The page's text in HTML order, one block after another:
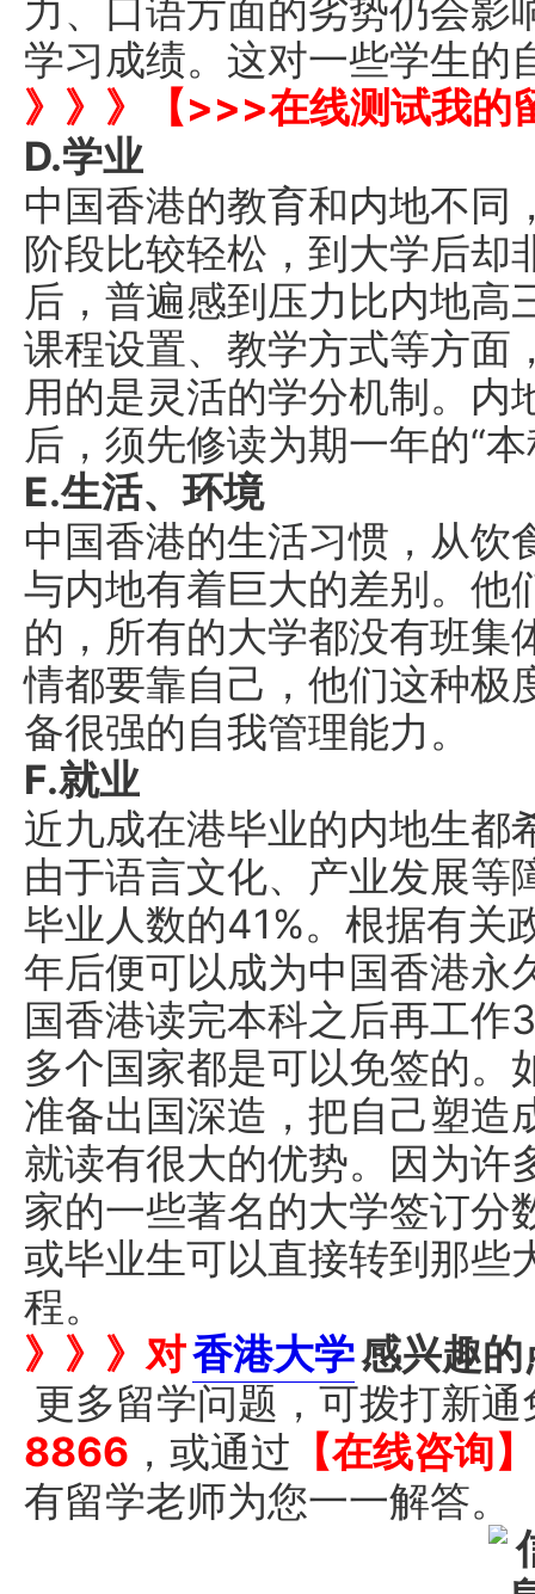
力、口语方面的劣势仍会影
学习成绩。这对一些学生的
》》》【>>>在线测试我的
D.学业
中国香港的教育和内地不同
阶段比较轻松，到大学后却
后，普遍感到压力比内地高
课程设置、教学方式等方面
用的是灵活的学分机制。内
后，须先修读为期一年的“
E.生活、环境
中国香港的生活习惯，从饮
与内地有着巨大的差别。他
的，所有的大学都没有班集
情都要靠自己，他们这种极
备很强的自我管理能力。
F.就业
近九成在港毕业的内地生都
由于语言文化、产业发展等
毕业人数的41%。根据有关
年后便可以成为中国香港永
国香港读完本科之后再工
多个国家都是可以免签的。
准备出国深造，把自己塑造
就读有很大的优势。因为许
家的一些著名的大学签订分
或毕业生可以直接转到那些
程。
》》》对香港大学感兴趣
更多留学问题，可拨打新
8866 ，或通过 【在线咨询】
有留学老师为您一一解答。